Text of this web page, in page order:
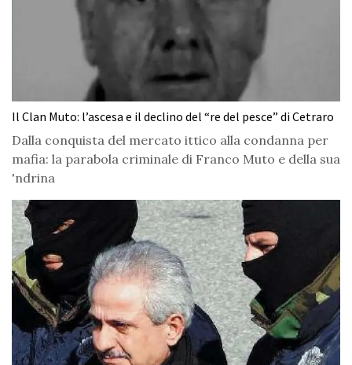
Il Clan Muto: l’ascesa e il declino del “re del pesce” di Cetraro
Dalla conquista del mercato ittico alla condanna per
mafia: la parabola criminale di Franco Muto e della sua
'ndrina